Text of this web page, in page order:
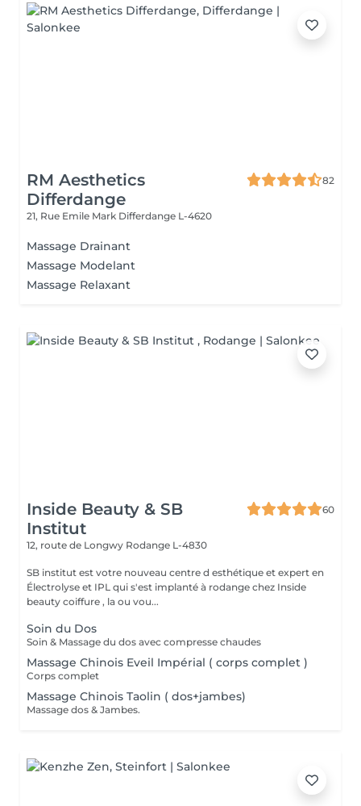
RM Aesthetics
Differdange
82
21, Rue Emile Mark Differdange L-4620
Massage Drainant
Massage Modelant
Massage Relaxant
Inside Beauty & SB
Institut
60
12, route de Longwy Rodange L-4830
SB institut est votre nouveau centre d esthétique et expert en
Électrolyse et IPL qui s'est implanté à rodange chez Inside
beauty coiffure , la ou vou...
Soin du Dos
Soin & Massage du dos avec compresse chaudes
Massage Chinois Eveil Impérial ( corps complet )
Corps complet
Massage Chinois Taolin ( dos+jambes)
Massage dos & Jambes.